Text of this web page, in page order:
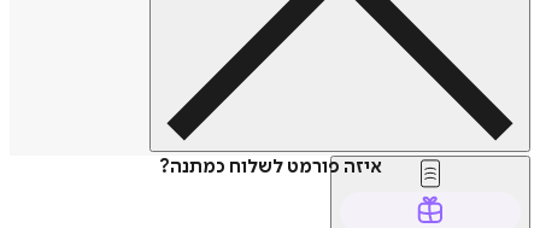
איזה פורמט לשלוח כמתנה?